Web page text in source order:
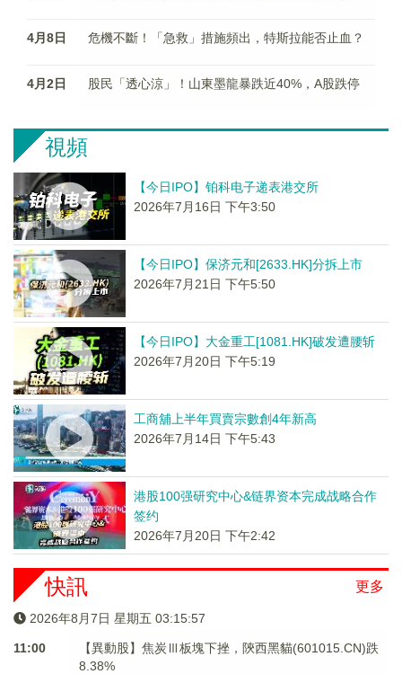
4月8日 危機不斷！「急救」措施頻出，特斯拉能否止血？
4月2日 股民「透心涼」！山東墨龍暴跌近40%，A股跌停
視頻
【今日IPO】铂科电子递表港交所
2026年7月16日 下午3:50
【今日IPO】保济元和[2633.HK]分拆上市
2026年7月21日 下午5:50
【今日IPO】大金重工[1081.HK]破发遭腰斩
2026年7月20日 下午5:19
工商舖上半年買賣宗數創4年新高
2026年7月14日 下午5:43
港股100强研究中心&链界资本完成战略合作
签约
2026年7月20日 下午2:42
更多
快訊
2026年8月7日 星期五 03:15:58
11:00
【異動股】焦炭Ⅲ板塊下挫，陝西黑貓(601015.CN)跌
8.38%